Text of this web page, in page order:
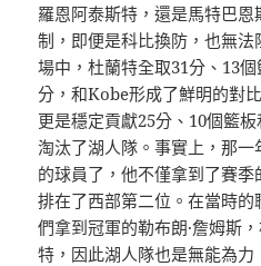
羅恩阿泰斯特，還是馬特巴
制，即便是科比換防，也無
場中，杜蘭特全取31分、13
分，和Kobe形成了鮮明的對
更是穩定貢獻25分、10個籃
淘汰了湖人隊。事實上，那
的球員了，他不僅拿到了賽
排在了西部第二位。在當時
們拿到冠軍的勒布朗·詹姆斯
特，因此湖人隊也是無能為